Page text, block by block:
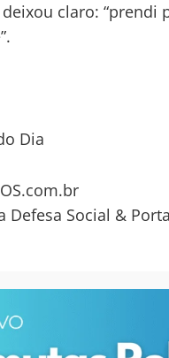
claro: “prendi
Dia
Defesa Social &